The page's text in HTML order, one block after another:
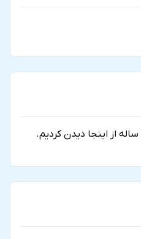
من و همسرم با دو بچه7 و 9 ساله از اینجا دیدن کردیم.